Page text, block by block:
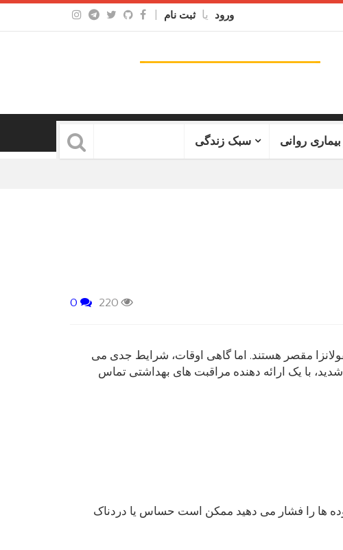
ورود یا ثبت نام
بیماری روانی سبک زندگی
220
مقصر هستند. اما گاهی اوقات، شرایط جدی می
با یک ارائه دهنده مراقبت های بهداشتی تماس
ها را فشار می دهید ممکن است حساس یا دردناک